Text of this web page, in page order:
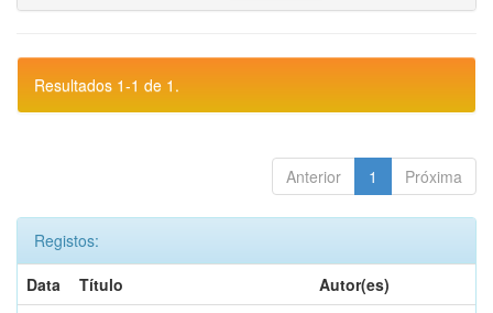
Resultados 1-1 de 1.
Anterior 1 Próxima
Registos:
Data
Título
Autor(es)